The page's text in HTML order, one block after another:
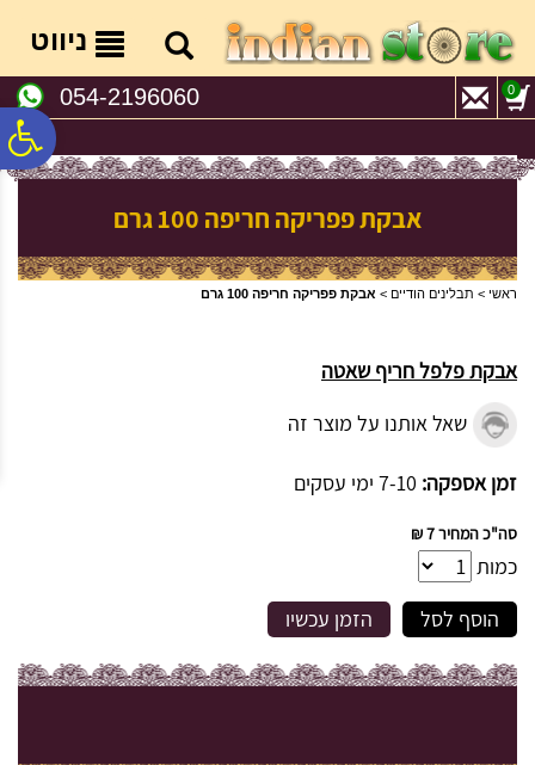
נגישות
אתר
המרכזי
ניווט
054-2196060 0
אבקת פפריקה חריפה 100 גרם
ראשי > תבלינים הודיים > אבקת פפריקה חריפה 100 גרם
אבקת פלפל חריף שאטה
שאל אותנו על מוצר זה
זמן אספקה: 7-10 ימי עסקים
סה"כ המחיר7 ₪
כמות
הוסף לסל
הזמן עכשיו